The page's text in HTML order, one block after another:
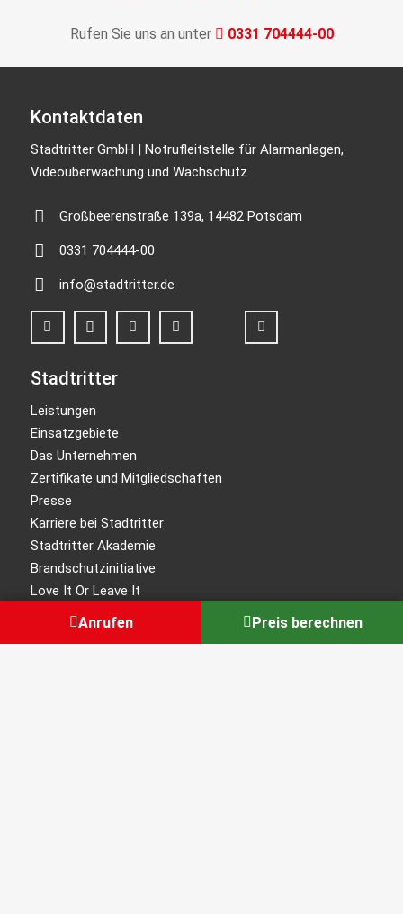
Anrufen Preis berechnen
Rufen Sie uns an unter 0331 704444-00
Kontaktdaten
Stadtritter GmbH | Notrufleitstelle für Alarmanlagen,
Videoüberwachung und Wachschutz
Großbeerenstraße 139a, 14482 Potsdam
0331 704444-00
info@stadtritter.de
Stadtritter
Leistungen
Einsatzgebiete
Das Unternehmen
Zertifikate und Mitgliedschaften
Presse
Karriere bei Stadtritter
Stadtritter Akademie
Brandschutzinitiative
Love It Or Leave It
Für Sie